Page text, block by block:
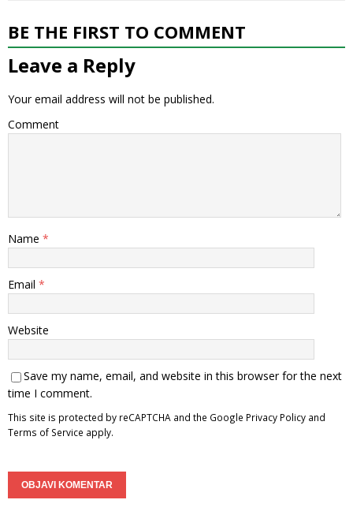
BE THE FIRST TO COMMENT
Leave a Reply
Your email address will not be published.
Comment
Name *
Email *
Website
Save my name, email, and website in this browser for the next
time I comment.
This site is protected by reCAPTCHA and the Google Privacy Policy and
Terms of Service apply.